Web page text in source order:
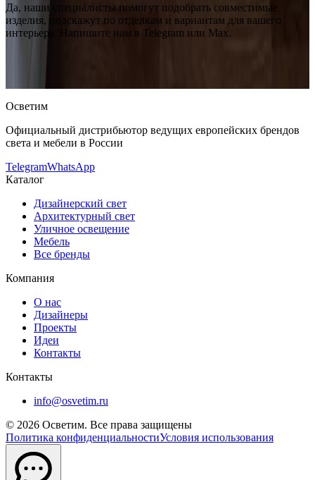
Да, наши специалисты помогут подобрать совместимые
изделия, подскажут по отделкам и вариантам для вашего
интерьера. Напишите нам в Telegram или Max.
Осветим
Официальный дистрибьютор ведущих европейских брендов
света и мебели в России
TelegramWhatsApp
Каталог
Дизайнерский свет
Архитектурный свет
Уличное освещение
Мебель
Все бренды
Компания
О нас
Дизайнеры
Проекты
Идеи
Контакты
Контакты
info@osvetim.ru
© 2026 Осветим. Все права защищены
Политика конфиденциальностиУсловия использования